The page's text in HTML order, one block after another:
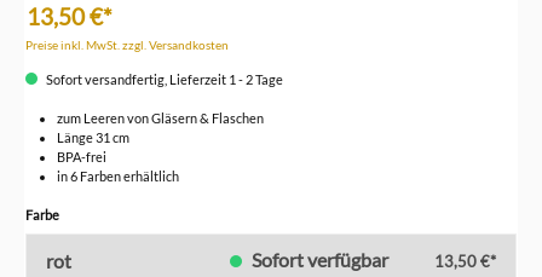
13,50 €*
Preise inkl. MwSt. zzgl. Versandkosten
Sofort versandfertig, Lieferzeit 1 - 2 Tage
zum Leeren von Gläsern & Flaschen
Länge 31 cm
BPA-frei
in 6 Farben erhältlich
Farbeauswählen
rot Sofort verfügbar 13,50 €*